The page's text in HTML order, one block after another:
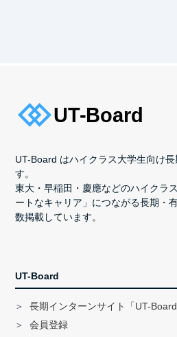
UT-Board はハイクラス大学生向け
す。
東大・早稲田・慶應などのハイクラ
ートなキャリア」につながる長期・
数掲載しています。
UT-Board
長期インターンサイト「UT-
会員登録